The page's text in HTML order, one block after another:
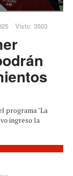
Visto: 3503
programa "La
ingreso la